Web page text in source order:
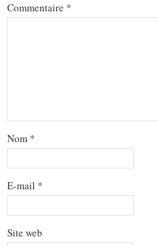
Commentaire *
Nom *
E-mail *
Site web